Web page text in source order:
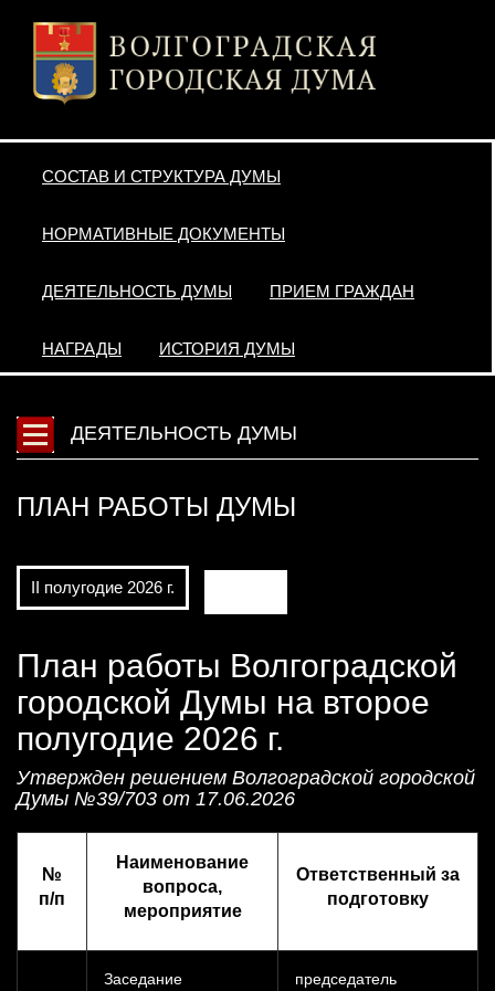
СОСТАВ И СТРУКТУРА ДУМЫ
НОРМАТИВНЫЕ ДОКУМЕНТЫ
ДЕЯТЕЛЬНОСТЬ ДУМЫ ПРИЕМ ГРАЖДАН
НАГРАДЫ ИСТОРИЯ ДУМЫ
ДЕЯТЕЛЬНОСТЬ ДУМЫ
ПЛАН РАБОТЫ ДУМЫ
II полугодие 2026 г.
План работы Волгоградской
городской Думы на второе
полугодие 2026 г.
Утвержден решением Волгоградской городской
Думы №39/703 от 17.06.2026
№
п/п
Наименование
вопроса,
мероприятие
Ответственный за
подготовку
Заседание
председатель